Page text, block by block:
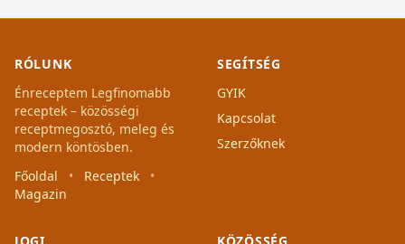
RÓLUNK
Énreceptem Legfinomabb
receptek – közösségi
receptmegosztó, meleg és
modern köntösben.
Főoldal
• Receptek
•
Magazin
SEGÍTSÉG
GYIK
Kapcsolat
Szerzőknek